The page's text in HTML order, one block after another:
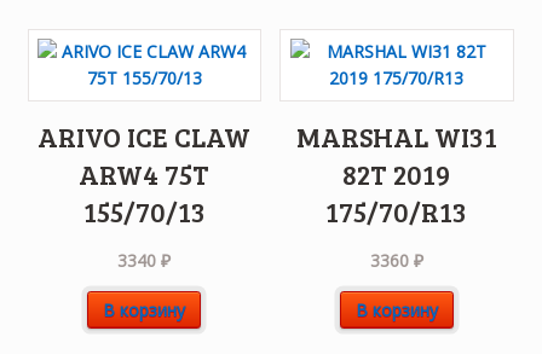
возрастанию
ARIVO ICE CLAW
ARW4 75T
155/70/13
3340₽
В корзину
MARSHAL WI31
82T 2019
175/70/R13
3360 ₽
В корзину